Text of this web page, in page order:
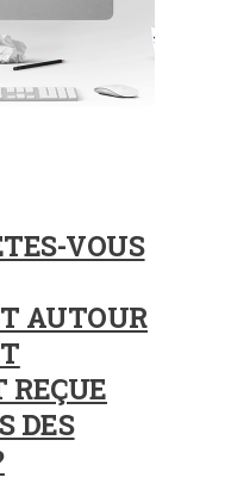
VOUS
AUTOUR
REÇUE
DES